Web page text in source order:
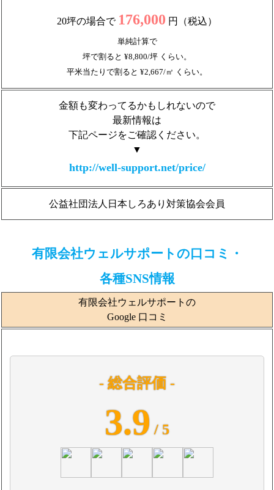
20坪の場合で 176,000 円（税込）
単純計算で
坪で割ると ¥8,800/坪 くらい。
平米当たりで割ると ¥2,667/㎡ くらい。
金額も変わってるかもしれないので
最新情報は
下記ページをご確認ください。
▼
http://well-support.net/price/
公益社団法人日本しろあり対策協会会員
有限会社ウェルサポートの口コミ・
各種SNS情報
有限会社ウェルサポートの
Google 口コミ
- 総合評価 -
3.9 / 5